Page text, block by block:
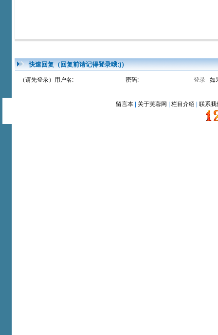
快速回复（回复前请记得登录哦:)）
（请先登录）用户名: 密码: 如
留言本| 关于芙蓉网 栏目介绍 联系我